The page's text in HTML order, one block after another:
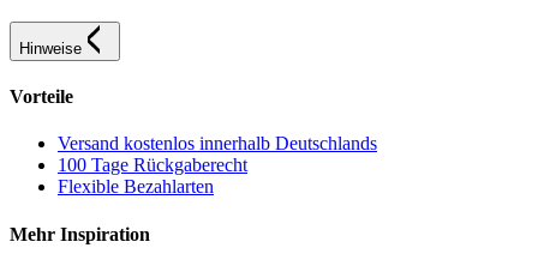
Hinweise
Vorteile
Versand kostenlos innerhalb Deutschlands
100 Tage Rückgaberecht
Flexible Bezahlarten
Mehr Inspiration